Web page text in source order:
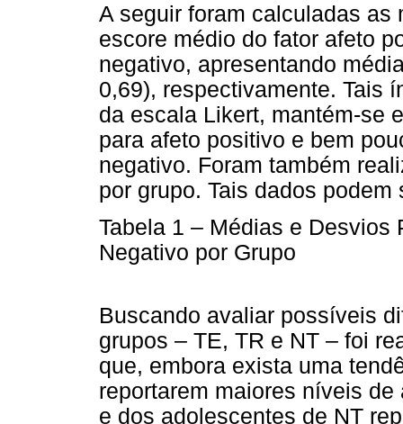
A seguir foram calculadas as
escore médio do fator afeto
negativo, apresentando
0,69), respectivamente. Tais
da escala Likert, mantém-se
para afeto positivo e bem
negativo. Foram também
por grupo. Tais dados
Tabela 1 – Médias e Desvios
Negativo por Grupo
Buscando avaliar possíveis
grupos – TE, TR e NT – foi
que, embora exista uma
reportarem maiores níveis
e dos adolescentes de NT